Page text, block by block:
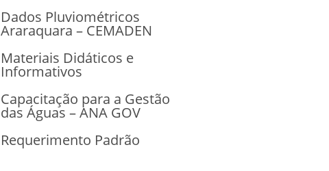
Dados Pluviométricos
Araraquara – CEMADEN
Materiais Didáticos e
Informativos
Capacitação para a Gestão
das Águas – ANA GOV
Requerimento Padrão